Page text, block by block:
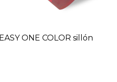
EASY ONE COLOR sillón